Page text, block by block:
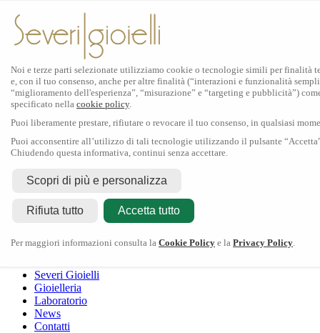
Rolex
Rolex Certified Pre-Owned
Tudor
La collezioneTudor shop
Dodo
Severi Gioielli
Gioielleria
Laboratorio
News
Contatti
Scopri Rolex
Orologi Rolex
Nuovi modelli 2026
Accessori Rolex
L'arte dell'orologeria
Manutenzione
Oyster Story
Contattaci
Noi e terze parti selezionate utilizziamo cookie o tecnologie simili per finalità
e, con il tuo consenso, anche per altre finalità (“interazioni e funzionalità
“miglioramento dell'esperienza”, “misurazione” e “targeting e pubblicità”)
specificato nella cookie policy.
Puoi liberamente prestare, rifiutare o revocare il tuo consenso, in qualsiasi
Puoi acconsentire all’utilizzo di tali tecnologie utilizzando il pulsante
Chiudendo questa informativa, continui senza accettare.
Scopri di più e personalizza
Rifiuta tutto Accetta tutto
Per maggiori informazioni consulta la Cookie Policy e la Privacy Policy.